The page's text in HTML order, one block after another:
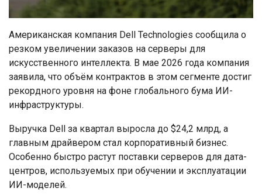
Американская компания Dell Technologies сообщила о
резком увеличении заказов на серверы для
искусственного интеллекта. В мае 2026 года компания
заявила, что объём контрактов в этом сегменте достиг
рекордного уровня на фоне глобального бума ИИ-
инфраструктуры.
Выручка Dell за квартал выросла до $24,2 млрд, а
главным драйвером стал корпоративный бизнес.
Особенно быстро растут поставки серверов для дата-
центров, используемых при обучении и эксплуатации
ИИ-моделей.